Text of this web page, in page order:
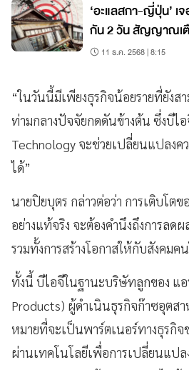
‘อะแลสกา-ญี่ปุ่น’ เ
กัน 2 วัน สัญญาณเ
11 ธ.ค. 2568 | 8:15
“ในวันนี้มีเพียงธุรกิจน้อยรายที่ยังส
ท่ามกลางปัจจัยกดดันข้างต้น ซึ่งบีไ
Technology จะช่วยเปลี่ยนแปลงค
ได้”
นายปิยบุตร กล่าวต่อว่า การเติบโตข
อย่างแท้จริง จะต้องคำนึงถึงการลด
รวมทั้งการสร้างโอกาสให้กับสังคม
ทั้งนี้ บีไอจีในฐานะบริษัทลูกของ แ
Products) ผู้ดำเนินธุรกิจก๊าซอุตสา
หมายที่จะเป็นพาร์ตเนอร์ทางธุรกิจ
ผ่านเทคโนโลยีเพื่อการเปลี่ยนแป